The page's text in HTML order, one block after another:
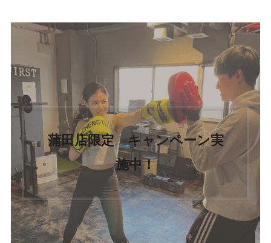
蒲田店限定 キャンペーン実
施中！